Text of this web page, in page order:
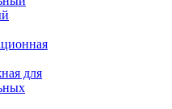
для